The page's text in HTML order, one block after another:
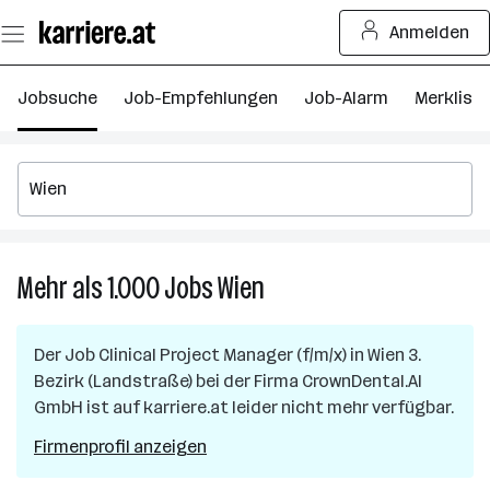
Seiteninhalt
springen
Anmelden
Jobsuche Job-Empfehlungen Job-Alarm Merkliste
Mehr als 1.000JobsWien
Jobs
in
Wien
Der Job Clinical Project Manager (f/m/x) in Wien 3.
Bezirk (Landstraße) bei der Firma CrownDental.AI
GmbH ist auf karriere.at leider nicht mehr verfügbar.
Firmenprofil anzeigen